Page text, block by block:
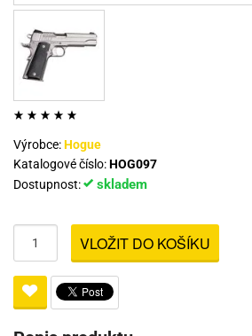
Výrobce:Hogue
Katalogové číslo:HOG097
Dostupnost:
skladem
VLOŽIT DO KOŠÍKU